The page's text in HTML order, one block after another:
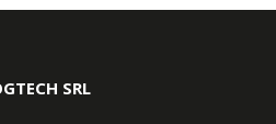
SRL